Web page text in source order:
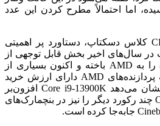
۱٫۳۲۵ ولت رسیده، اما احتمالاً مطرح کردن این عدد
شکستن رکورد بالاترین CPU کلاس دسکتاپ، دستاورد پر اهمیتی
در سال‌های اخیر بخش قابل توجهی از
سهم خود در بازار پردازنده را به AMD باخته و اکنون بسیاری از
کارشناسان اعتقاد دارند که پردازنده‌های AMD دارای ارزش خرید
بیشتری هستند. بررسی‌ها نشان می‌دهد Core i9-13900K افزون‌بر
رکورد بالاترین فرکانس CPU چند رکورد دیگر را نیز در بنچمارک‌های